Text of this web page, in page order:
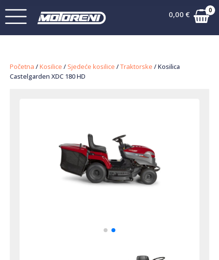
0,00 € 0
Početna /Kosilice / Sjedeće kosilice /Traktorske / Kosilica
Castelgarden XDC 180 HD